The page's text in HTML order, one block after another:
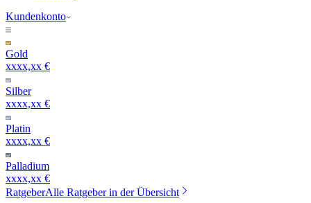
Kundenkonto
Gold
xxxx,xx €
Silber
xxxx,xx €
Platin
xxxx,xx €
Palladium
xxxx,xx €
RatgeberAlle Ratgeber in der Übersicht